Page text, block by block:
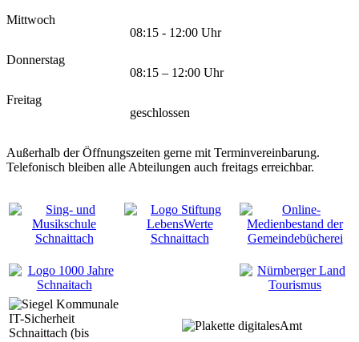
Mittwoch
08:15 - 12:00 Uhr
Donnerstag
08:15 – 12:00 Uhr
Freitag
geschlossen
Außerhalb der Öffnungszeiten gerne mit Terminvereinbarung.
Telefonisch bleiben alle Abteilungen auch freitags erreichbar.